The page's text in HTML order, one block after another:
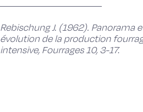
Rebischung J. (1962). Panorama
évolution de la production
intensive, Fourrages 10, 3-17.